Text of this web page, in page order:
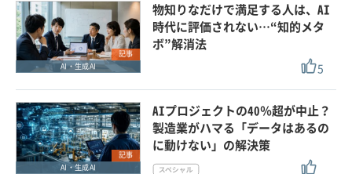
記事
AI・生成AI
物知りなだけで満足する人は、AI
時代に評価されない…“知的メタ
ボ”解消法
5
記事
AI・生成AI
AIプロジェクトの40％超が中止？
製造業がハマる「データはあるの
に動けない」の解決策